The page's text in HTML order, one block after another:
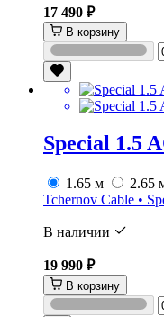
17 490 ₽
В корзину
Special 1.5
1.65 м
2.65
Tchernov Cable •
В наличии
19 990 ₽
В корзину